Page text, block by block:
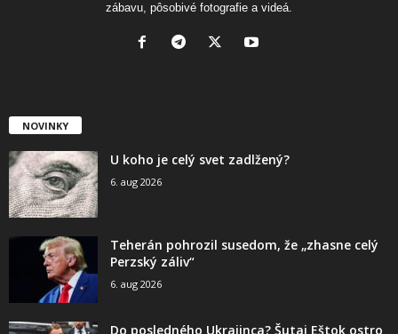
zábavu, pôsobivé fotografie a videá.
NOVINKY
U koho je celý svet zadlžený?
6. aug 2026
Teherán pohrozil susedom, že „zhasne celý
Perzský záliv“
6. aug 2026
Do posledného Ukrajinca? Šutaj Eštok ostro